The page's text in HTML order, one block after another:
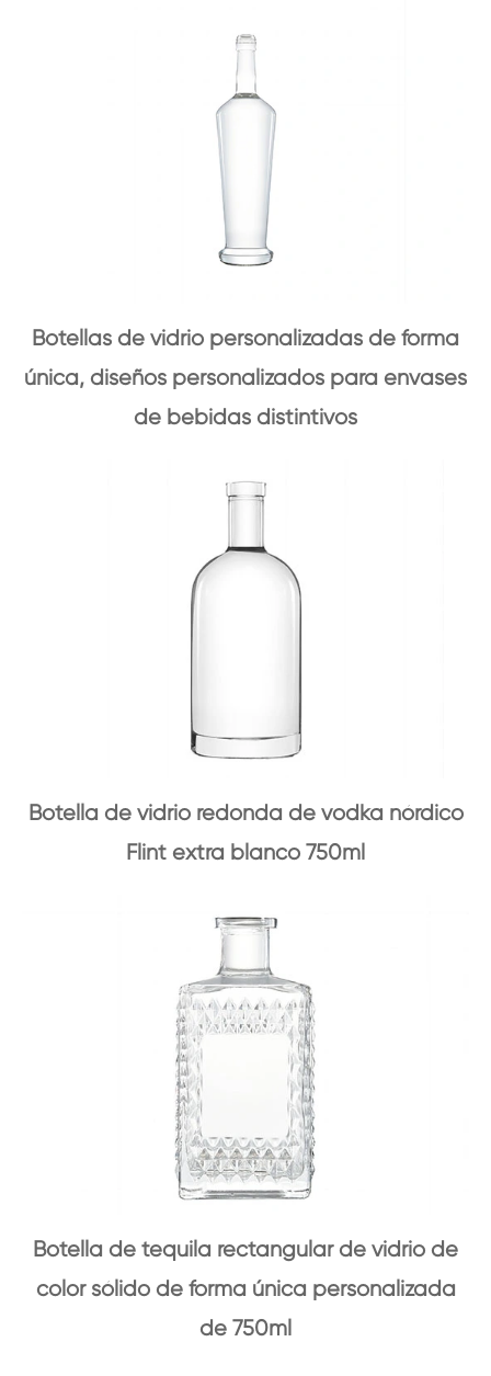
Botellas de vidrio personalizadas de forma
única, diseños personalizados para envases
de bebidas distintivos
Botella de vidrio redonda de vodka nórdico
Flint extra blanco 750ml
Botella de tequila rectangular de vidrio de
color sólido de forma única personalizada
de 750ml